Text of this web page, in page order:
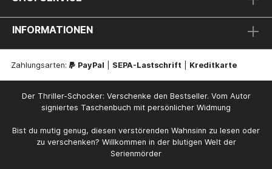
INFORMATIONEN
Zahlungsarten: PayPal SEPA-Lastschrift Kreditkarte
Der Thriller-Schocker: Verschenke den Bestseller. Vom Autor
signiertes Taschenbuch mit persönlicher Widmung
Bist du mutig genug, diesen verstörenden Wahnsinn zu lesen oder
zu verschenken? Willkommen in der blutigen Welt der
Serienmörder